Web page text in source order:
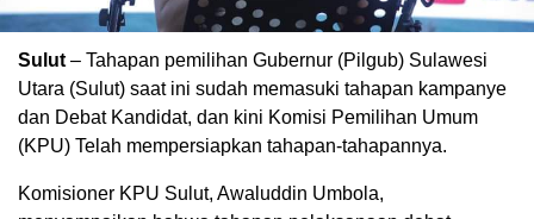
Sulut – Tahapan pemilihan Gubernur (Pilgub) Sulawesi
Utara (Sulut) saat ini sudah memasuki tahapan kampanye
dan Debat Kandidat, dan kini Komisi Pemilihan Umum
(KPU) Telah mempersiapkan tahapan-tahapannya.
Komisioner KPU Sulut, Awaluddin Umbola,